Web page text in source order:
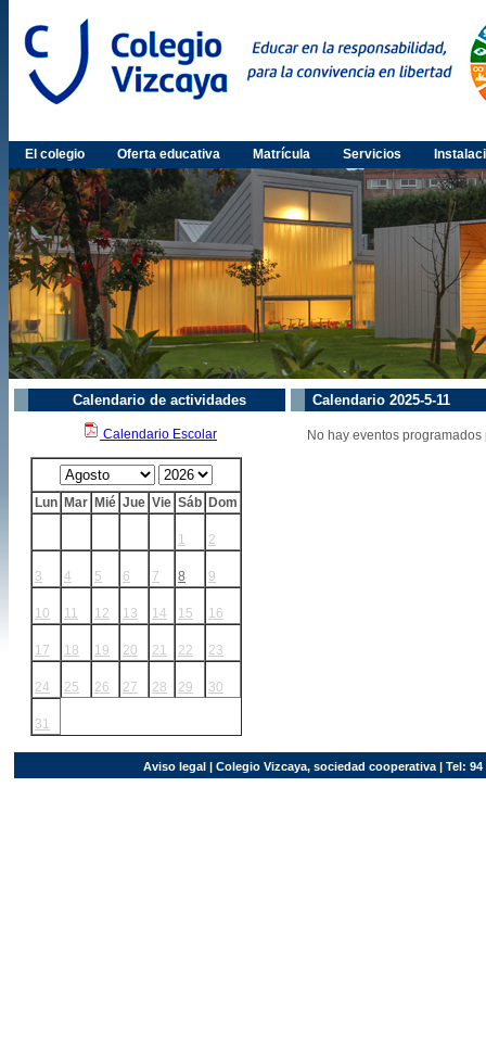
El colegio Oferta educativa Matrícula Servicios
Calendario 2025-5-11
No hay eventos
Calendario de actividades
Calendario Escolar
Lun Mar Mié Jue Vie Sáb Dom
1 2
3 4 5 6 7 8 9
10 11 12 13 14 15 16
17 18 19 20 21 22 23
24 25 26 27 28 29 30
31
Aviso legal| Colegio Vizcaya, sociedad cooperativa | Tel: 94